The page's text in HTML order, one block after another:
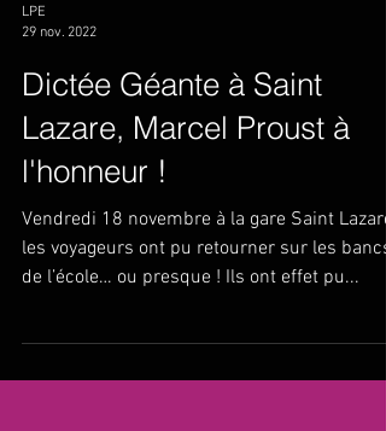
LPE
29 nov. 2022
Dictée Géante à Saint
Lazare, Marcel Proust à
l'honneur !
Vendredi 18 novembre à la gare Saint Lazare,
les voyageurs ont pu retourner sur les bancs
de l’école… ou presque ! Ils ont effet pu...